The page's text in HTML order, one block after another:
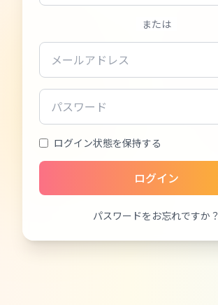
または
ログイン状態を保持する
ログイン
パスワードをお忘れですか？